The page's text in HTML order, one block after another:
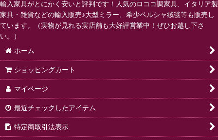
輸入家具がとにかく安いと評判です！人気のロココ調家具、イタリア製
家具・雑貨などの輸入販売♪大型ミラー、希少ペルシャ絨毯等も販売し
ています。（実物が見れる実店舗も大好評営業中！ぜひお越し下さ
い。）
ホーム
ショッピングカート
マイページ
最近チェックしたアイテム
特定商取引法表示